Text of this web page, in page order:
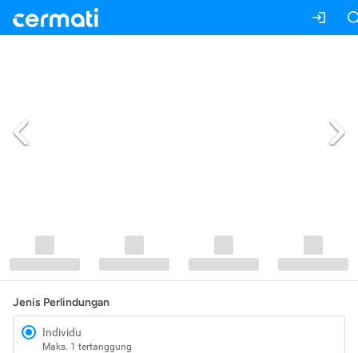
Jenis Perlindungan
Individu
Maks. 1 tertanggung